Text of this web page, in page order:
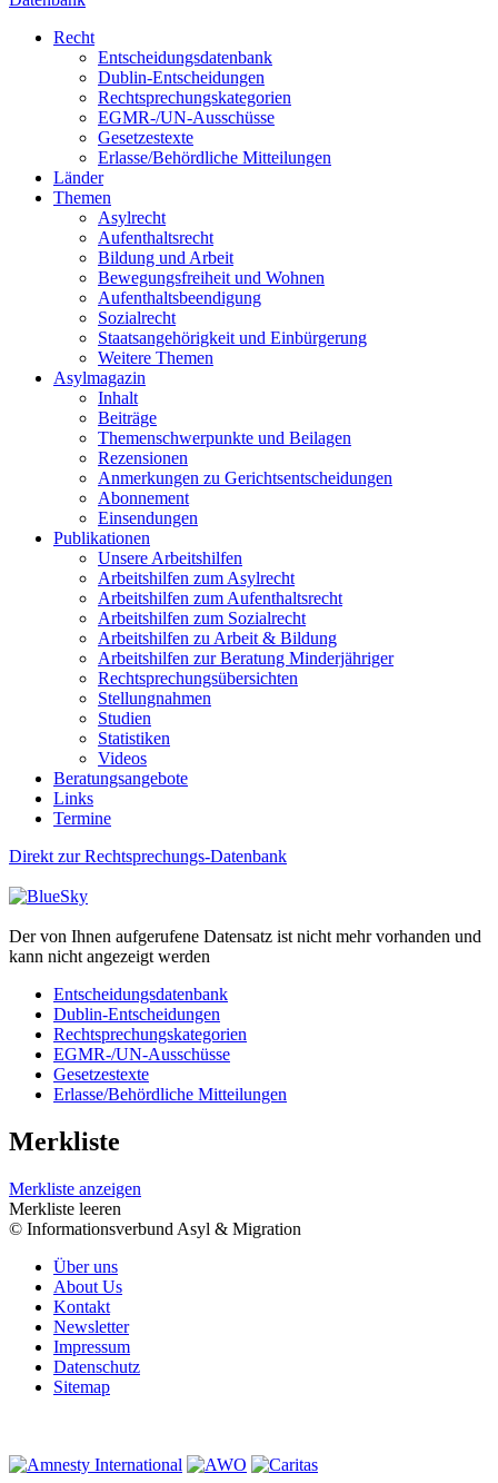
Recht
Entscheidungsdatenbank
Dublin-Entscheidungen
Rechtsprechungskategorien
EGMR-/UN-Ausschüsse
Gesetzestexte
Erlasse/Behördliche Mitteilungen
Länder
Themen
Asylrecht
Aufenthaltsrecht
Bildung und Arbeit
Bewegungsfreiheit und Wohnen
Aufenthaltsbeendigung
Sozialrecht
Staatsangehörigkeit und Einbürgerung
Weitere Themen
Asylmagazin
Inhalt
Beiträge
Themenschwerpunkte und Beilagen
Rezensionen
Anmerkungen zu Gerichtsentscheidungen
Abonnement
Einsendungen
Publikationen
Unsere Arbeitshilfen
Arbeitshilfen zum Asylrecht
Arbeitshilfen zum Aufenthaltsrecht
Arbeitshilfen zum Sozialrecht
Arbeitshilfen zu Arbeit & Bildung
Arbeitshilfen zur Beratung Minderjähriger
Rechtsprechungsübersichten
Stellungnahmen
Studien
Statistiken
Videos
Beratungsangebote
Links
Termine
Direkt zur Rechtsprechungs-Datenbank
Der von Ihnen aufgerufene Datensatz ist nicht mehr vorhanden und
kann nicht angezeigt werden
Entscheidungsdatenbank
Dublin-Entscheidungen
Rechtsprechungskategorien
EGMR-/UN-Ausschüsse
Gesetzestexte
Erlasse/Behördliche Mitteilungen
Merkliste
Merkliste anzeigen
Merkliste leeren
© Informationsverbund Asyl & Migration
Über uns
About Us
Kontakt
Newsletter
Impressum
Datenschutz
Sitemap